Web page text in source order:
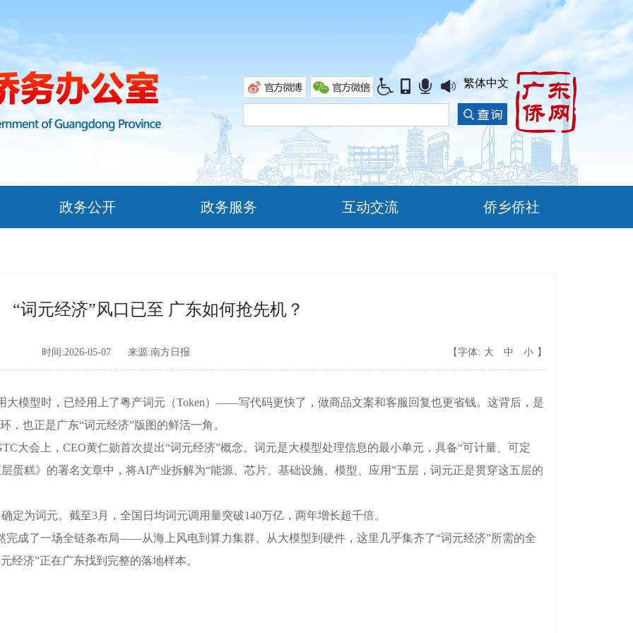
繁体中文
政务公开 政务服务 互动交流 侨乡侨社
“词元经济”风口已至 广东如何抢先机？
时间:2026-05-07 来源:南方日报 【字体: 大 中 小 】
型时，已经用上了粤产词元（Token）——写代码更快了，做商品文案和客服回复也更省钱。这背后，是
，也正是广东“词元经济”版图的鲜活一角。
会上，CEO黄仁勋首次提出“词元经济”概念。词元是大模型处理信息的最小单元，具备“可计量、可定
蛋糕》的署名文章中，将AI产业拆解为“能源、芯片、基础设施、模型、应用”五层，词元正是贯穿这五层的
为词元。截至3月，全国日均词元调用量突破140万亿，两年增长超千倍。
了一场全链条布局——从海上风电到算力集群、从大模型到硬件，这里几乎集齐了“词元经济”所需的全
经济”正在广东找到完整的落地样本。